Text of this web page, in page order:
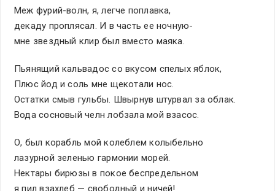
Меж фурий-волн, я, легче поплавка,
декаду проплясал. И в часть ее ночную-
мне звездный клир был вместо маяка.
Пьянящий кальвадос со вкусом спелых яблок,
Плюс йод и соль мне щекотали нос.
Остатки смыв гульбы. Швырнув штурвал за облак.
Вода сосновый челн лобзала мой взасос.
О, был корабль мой колеблем колыбельно
лазурной зеленью гармонии морей.
Нектары бирюзы в покое беспредельном